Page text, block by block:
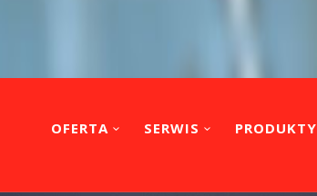
OFERTA SERWIS PRODUKTY